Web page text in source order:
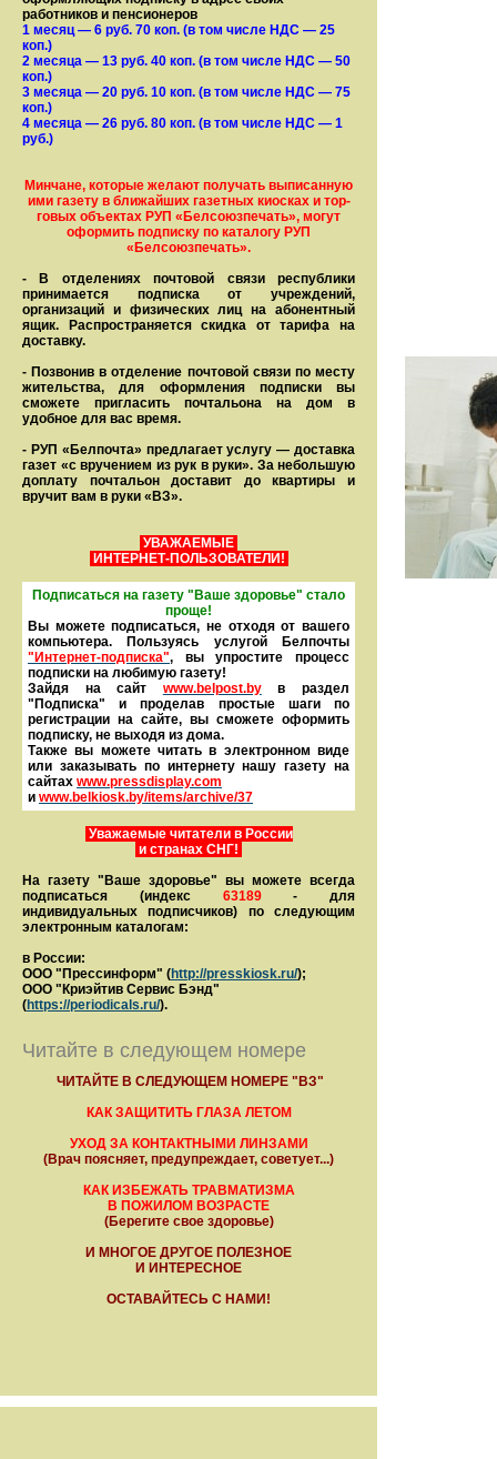
работников и пенсионеров
1 месяц— 6 руб. 70 коп. (в том числе НДС — 25
коп.)
2 месяца — 13 руб. 40 коп. (в том числе НДС — 50
коп.)
3 месяца — 20 руб. 10 коп. (в том числе НДС — 75
коп.)
4 месяца — 26 руб. 80 коп. (в том числе НДС — 1
руб.)
Минчане, которые желают получать вы­писанную
ими газету в бли­жай­ших газет­ных киосках и тор­
го­вых объе­ктах РУП «Белсоюзпечать», могут
оформить под­пис­ку по ка­та­ло­гу РУП
«Белсоюзпечать».
- В отделениях почтовой связи рес­пуб­лики
принимается подписка от учреждений,
организаций и фи­зи­ческих лиц на абонентный
ящик. Распространяется скидка от тарифа на
доставку.
- Позвонив в отделение почтовой связи по месту
жительства, для оформления подписки вы
сможете пригласить почтальона на дом в
удобное для вас время.
- РУП «Белпочта» предлагает услугу — доставка
газет «с вручением из рук в руки». За небольшую
доплату почтальон доставит до квартиры и
вручит вам в руки «ВЗ».
УВАЖАЕМЫЕ
ИНТЕРНЕТ-ПОЛЬЗОВАТЕЛИ!
Подписаться на газету "Ваше здоровье" стало
проще!
Вы можете подписаться, не отходя от вашего
компьютера. Пользуясь услугой Белпочты
"Интернет-подписка", вы упростите процесс
подписки на любимую газету!
Зайдя на сайт www.belpost.by
в раздел
"Подписка" и проделав простые шаги по
регистрации на сайте, вы сможете оформить
под­писку, не выходя из дома.
Также вы можете читать в элек­тронном виде
или заказывать по интернету нашу газету на
сайтах www.pressdisplay.com
и www.belkiosk.by/items/archive/37
Уважаемые читатели в России
и странах СНГ!
На газету "Ваше здоровье" вы можете всегда
подписаться (индекс 63189- для
индивидуальных подписчиков) по следующим
электронным каталогам:
в России:
ООО "Прессинформ" (http://presskiosk.ru/);
ООО "Криэйтив Сервис Бэнд"
(https://periodicals.ru/).
Читайте в следующем номере
ЧИТАЙТЕ В СЛЕДУЮЩЕМ НОМЕРЕ "ВЗ"
КАК ЗАЩИТИТЬ ГЛАЗА ЛЕТОМ
УХОД ЗА КОНТАКТНЫМИ ЛИНЗАМИ
(Врач поясняет, предупреждает, советует...)
КАК ИЗБЕЖАТЬ ТРАВМАТИЗМА
В ПОЖИЛОМ ВОЗРАСТЕ
(Берегите свое здоровье)
И МНОГОЕ ДРУГОЕ ПОЛЕЗНОЕ
И ИНТЕРЕСНОЕ
ОСТАВАЙТЕСЬ С НАМИ!